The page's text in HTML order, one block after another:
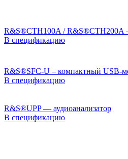
R&S®CTH100A / R&S®CTH200A –
В спецификацию
R&S®SFC-U – компактный USB-
В спецификацию
R&S®UPP — аудиоанализатор
В спецификацию